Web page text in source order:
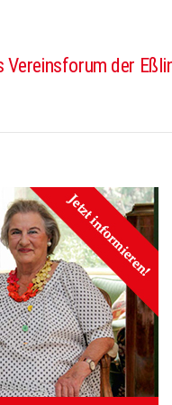
Vereinsforum der